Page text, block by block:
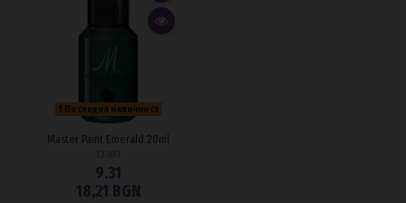
Последна наличност
Master Paint Emerald 20ml
9.31
18,21 BGN